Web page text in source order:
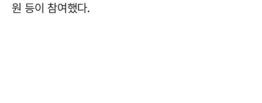
원 등이 참여했다.